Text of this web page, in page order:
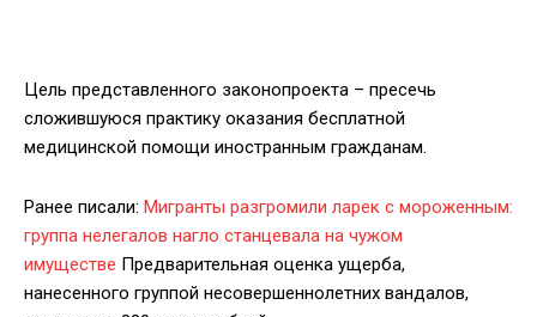
Цель представленного законопроекта – пресечь
сложившуюся практику оказания бесплатной
медицинской помощи иностранным гражданам.
Ранее писали: Мигранты разгромили ларек с мороженным:
группа нелегалов нагло станцевала на чужом
имуществе Предварительная оценка ущерба,
нанесенного группой несовершеннолетних вандалов,